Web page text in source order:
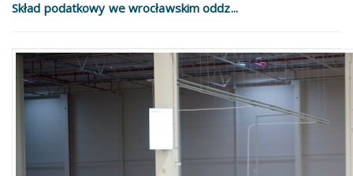
Skład podatkowy we wrocławskim oddz...